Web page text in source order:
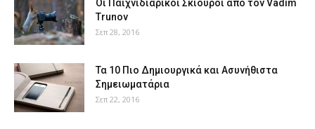
Οι Παιχνιδιάρικοι Σκίουροι από τον Vadim
Trunov
Σεπ 28, 2016
Τα 10 Πιο Δημιουργικά και Ασυνήθιστα
Σημειωματάρια
Σεπ 22, 2016